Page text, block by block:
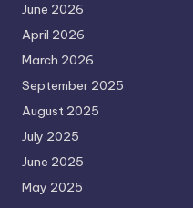
June 2026
April 2026
March 2026
September 2025
August 2025
July 2025
June 2025
May 2025